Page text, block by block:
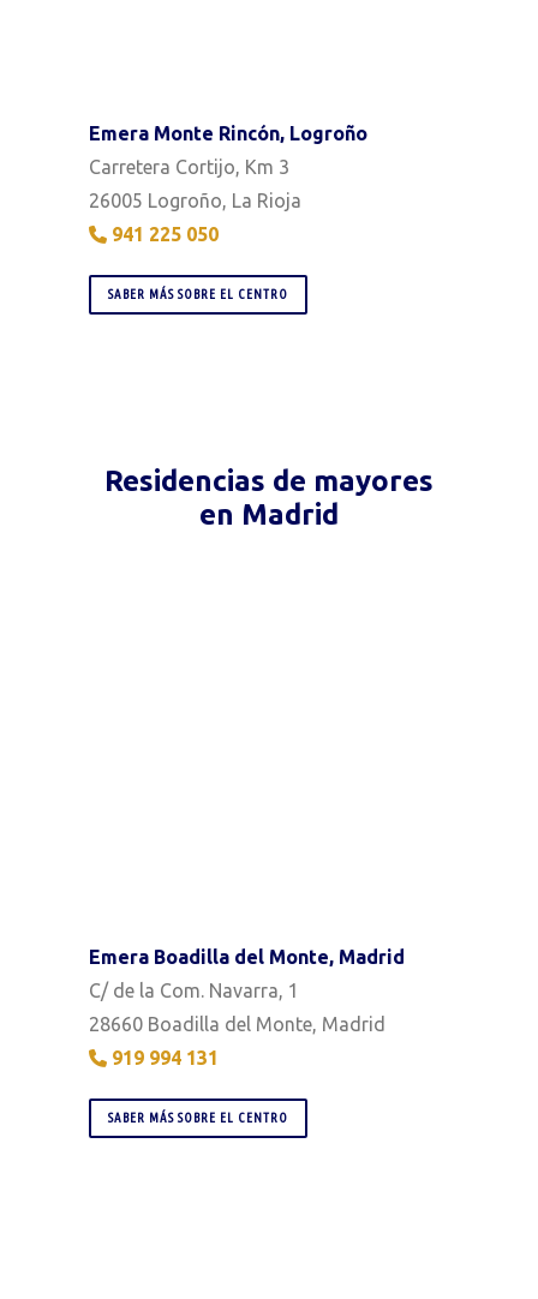
Emera Monte Rincón, Logroño
Carretera Cortijo, Km 3
26005 Logroño, La Rioja
941 225 050
SABER MÁS SOBRE EL CENTRO
Residencias de mayores
en Madrid
Emera Boadilla del Monte, Madrid
C/ de la Com. Navarra, 1
28660 Boadilla del Monte, Madrid
919 994 131
SABER MÁS SOBRE EL CENTRO